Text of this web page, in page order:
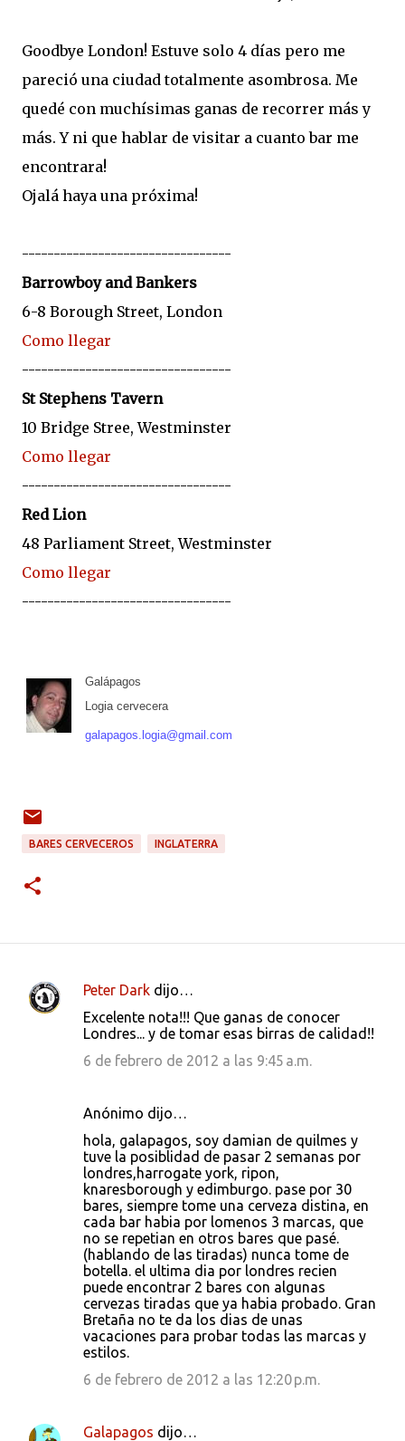
Goodbye London! Estuve solo 4 días pero me
pareció una ciudad totalmente asombrosa. Me
quedé con muchísimas ganas de recorrer más y
más. Y ni que hablar de visitar a cuanto bar me
encontrara!
Ojalá haya una próxima!
---------------------------------
Barrowboy and Bankers
6-8 Borough Street, London
Como llegar
---------------------------------
St Stephens Tavern
10 Bridge Stree, Westminster
Como llegar
---------------------------------
Red Lion
48 Parliament Street, Westminster
Como llegar
---------------------------------
Galápagos
Logia cervecera
galapagos.logia@gmail.com
BARES CERVECEROS INGLATERRA
C
Peter Dark dijo…
Excelente nota!!! Que ganas de conocer
Londres... y de tomar esas birras de calidad!!
6 de febrero de 2012 a las 9:45 a.m.
Anónimo dijo…
hola, galapagos, soy damian de quilmes y
tuve la posiblidad de pasar 2 semanas por
londres,harrogate york, ripon,
knaresborough y edimburgo. pase por 30
bares, siempre tome una cerveza distina, en
cada bar habia por lomenos 3 marcas, que
no se repetian en otros bares que pasé.
(hablando de las tiradas) nunca tome de
botella. el ultima dia por londres recien
puede encontrar 2 bares con algunas
cervezas tiradas que ya habia probado. Gran
Bretaña no te da los dias de unas
vacaciones para probar todas las marcas y
estilos.
6 de febrero de 2012 a las 12:20 p.m.
Galapagos dijo…